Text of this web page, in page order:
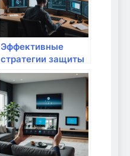
Эффективные
стратегии защиты
домашних сетей от
DDoS-атак и
киберугроз: полное
руководство